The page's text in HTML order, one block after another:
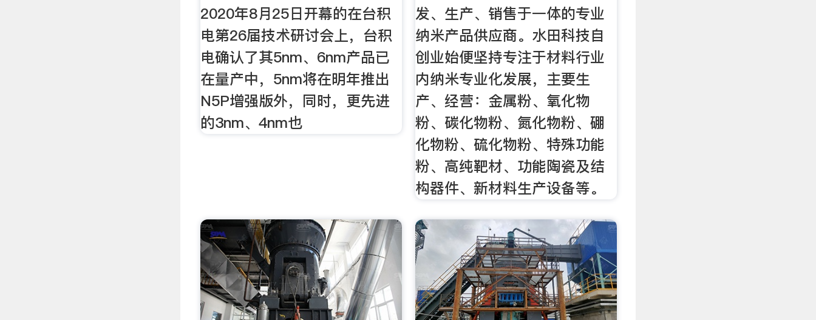
2020年8月25日开幕的在台积
电第26届技术研讨会上，台积
电确认了其5nm、6nm产品已
在量产中，5nm将在明年推出
N5P增强版外，同时，更先进
的3nm、4nm也
发、生产、销售于一体的专业
纳米产品供应商。水田科技自
创业始便坚持专注于材料行业
内纳米专业化发展，主要生
产、经营：金属粉、氧化物
粉、碳化物粉、氮化物粉、硼
化物粉、硫化物粉、特殊功能
粉、高纯靶材、功能陶瓷及结
构器件、新材料生产设备等。